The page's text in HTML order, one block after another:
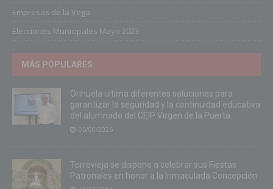
Empresas de la Vega
Elecciones Municipales Mayo 2023
MÁS POPULARES
Orihuela ultima diferentes soluciones para
garantizar la seguridad y la continuidad educativa
del alumnado del CEIP Virgen de la Puerta
05/08/2026
Torrevieja se dispone a celebrar sus Fiestas
Patronales en honor a la Inmaculada Concepción